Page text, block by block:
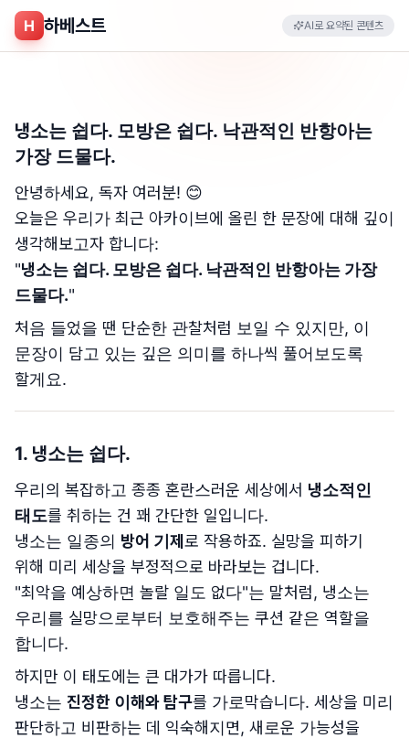
H 하베스트 AI로 요약된 콘텐츠
냉소는 쉽다. 모방은 쉽다. 낙관적인 반항아는
가장 드물다.
안녕하세요, 독자 여러분! 😊
오늘은 우리가 최근 아카이브에 올린 한 문장에 대해 깊이
생각해보고자 합니다:
"냉소는 쉽다. 모방은 쉽다. 낙관적인 반항아는 가장
드물다."
처음 들었을 땐 단순한 관찰처럼 보일 수 있지만, 이
문장이 담고 있는 깊은 의미를 하나씩 풀어보도록
할게요.
1. 냉소는 쉽다.
우리의 복잡하고 종종 혼란스러운 세상에서 냉소적인
태도를 취하는 건 꽤 간단한 일입니다.
냉소는 일종의 방어 기제 로 작용하죠. 실망을 피하기
위해 미리 세상을 부정적으로 바라보는 겁니다.
"최악을 예상하면 놀랄 일도 없다"는 말처럼, 냉소는
우리를 실망으로부터 보호해주는 쿠션 같은 역할을
합니다.
하지만 이 태도에는 큰 대가가 따릅니다.
냉소는 진정한 이해와 탐구를 가로막습니다. 세상을 미리
판단하고 비판하는 데 익숙해지면, 새로운 가능성을